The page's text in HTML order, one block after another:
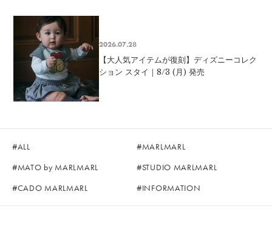
2026.07.28
【大人気アイテムが復刻】ディズニーコレク
ション スタイ｜8/3 (月) 発売
ALL
MARLMARL
MATO by MARLMARL
STUDIO MARLMARL
CADO MARLMARL
INFORMATION